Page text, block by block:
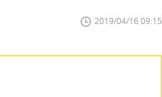
2019/04/16 09:15